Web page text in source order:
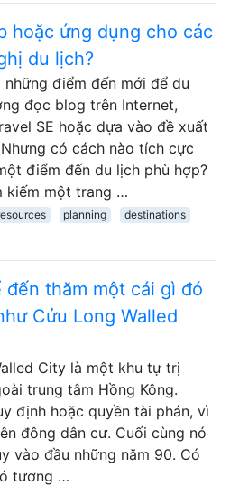
hoặc ứng dụng cho các
du lịch?
những điểm đến mới để du
đọc blog trên Internet,
SE hoặc dựa vào đề xuất
có cách nào tích cực
điểm đến du lịch phù hợp?
kiếm một trang …
planning
destinations
đến thăm một cái gì đó
Cửu Long Walled
City là một khu tự trị
trung tâm Hồng Kông.
định hoặc quyền tài phán, vì
đông dân cư. Cuối cùng nó
vào đầu những năm 90. Có
tương …